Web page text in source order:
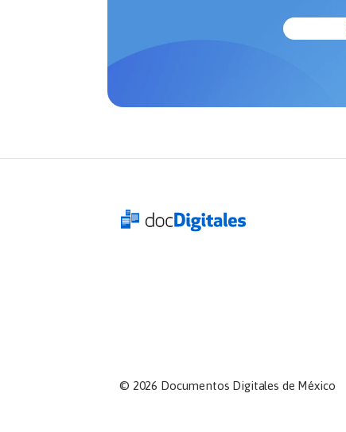
© 2026 Documentos Digitales de México